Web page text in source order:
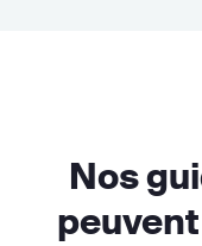
Nos